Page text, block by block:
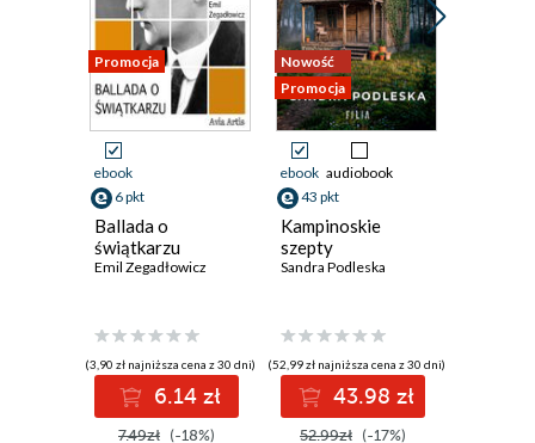
Promocja
ebook
6 pkt
Ballada o
świątkarzu
Emil Zegadłowicz
(3,90 zł najniższa cena z 30 dni)
6.14 zł
7.49zł (-18%)
Nowość
Promocja
ebook audiobook
43 pkt
Kampinoskie
szepty
Sandra Podleska
(52,99 zł najniższa cena z 30 dni)
43.98 zł
52.99zł (-17%)